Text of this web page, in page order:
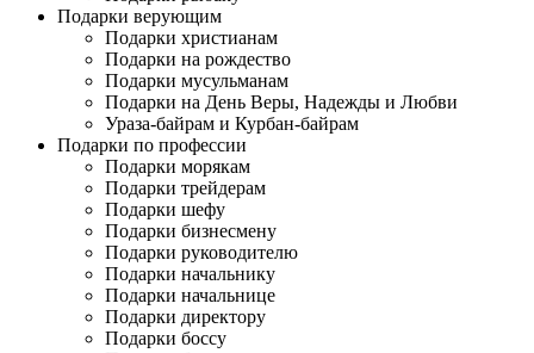
Подарки верующим
Подарки христианам
Подарки на рождество
Подарки мусульманам
Подарки на День Веры, Надежды и Любви
Ураза-байрам и Курбан-байрам
Подарки по профессии
Подарки морякам
Подарки трейдерам
Подарки шефу
Подарки бизнесмену
Подарки руководителю
Подарки начальнику
Подарки начальнице
Подарки директору
Подарки боссу